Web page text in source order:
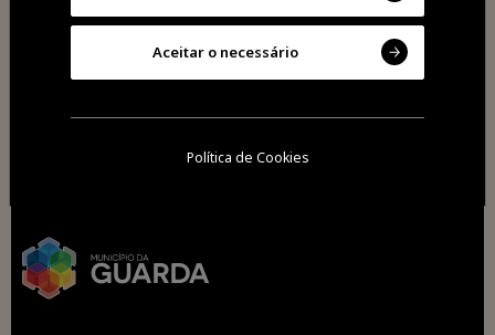
Aceitar o necessário
Política de Cookies